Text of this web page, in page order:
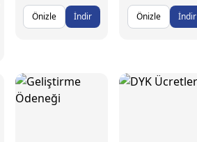
Önizle
İndir
Önizle
İndir